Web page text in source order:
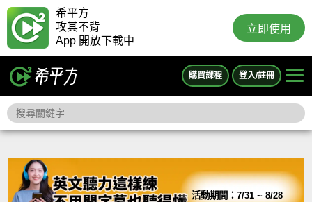
希平方
攻其不背
App 開放下載中
立即使用
購買課程 登入/註冊
活動期間：7/31 ~ 8/28